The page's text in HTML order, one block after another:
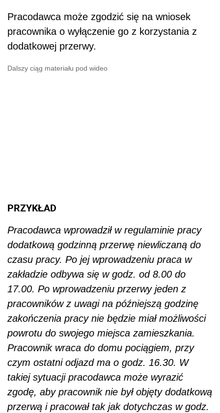
Pracodawca może zgodzić się na wniosek
pracownika o wyłączenie go z korzystania z
dodatkowej przerwy.
Dalszy ciąg materiału pod wideo
PRZYKŁAD
Pracodawca wprowadził w regulaminie pracy
dodatkową godzinną przerwę niewliczaną do
czasu pracy. Po jej wprowadzeniu praca w
zakładzie odbywa się w godz. od 8.00 do
17.00. Po wprowadzeniu przerwy jeden z
pracowników z uwagi na późniejszą godzinę
zakończenia pracy nie będzie miał możliwości
powrotu do swojego miejsca zamieszkania.
Pracownik wraca do domu pociągiem, przy
czym ostatni odjazd ma o godz. 16.30. W
takiej sytuacji pracodawca może wyrazić
zgodę, aby pracownik nie był objęty dodatkową
przerwą i pracował tak jak dotychczas w godz.